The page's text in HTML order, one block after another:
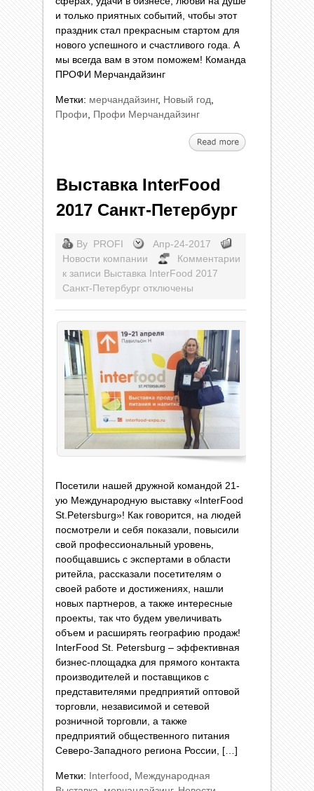
и только приятных событий, чтобы этот
праздник стал прекрасным стартом для
нового успешного и счастливого года. А
мы всегда вам в этом поможем! Команда
ПРОФИ Мерчандайзинг
Метки: мерчандайзинг, Новый год
Профи
Профи Мерчандайзинг
Выставка InterFood
2017 Санкт-Петербург
By PROFI
Апр-24-2017
Новости компании
Комментарии
к записи Выставка InterFood 2017
Санкт-Петербург отключены
Посетили нашей дружной командой 21-
ую Международную выставку «InterFood
St.Petersburg»! Как говорится, на людей
посмотрели и себя показали, повысили
свой профессиональный уровень,
пообщавшись с экспертами в области
ритейла, рассказали посетителям о
своей работе и достижениях, нашли
новых партнеров, а также интересные
проекты, так что будем увеличивать
объем и расширять географию продаж!
InterFood St. Petersburg – эффективная
бизнес-площадка для прямого контакта
производителей и поставщиков с
представителями предприятий оптовой
торговли, независимой и сетевой
розничной торговли, а также
предприятий общественного питания
Северо-Западного региона России, […]
Метки: Interfood
Международная